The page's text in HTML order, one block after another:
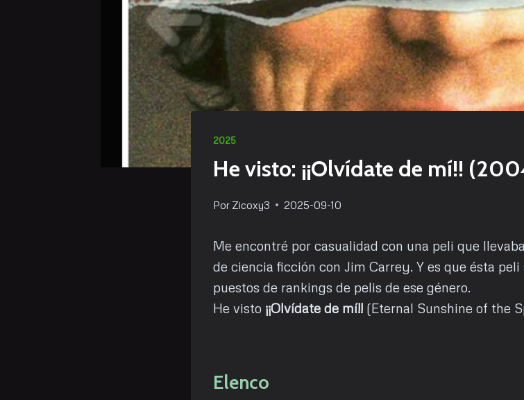
2025
He visto: ¡¡Olvídate de mí!!
Por Zicoxy3 2025-09-10
Me encontré por casualidad con una peli que
de ciencia ficción con Jim Carrey. Y es que ésta
puestos de rankings de pelis de ese género.
He visto ¡¡Olvídate de mí!! (Eternal Sunshine of the
Elenco